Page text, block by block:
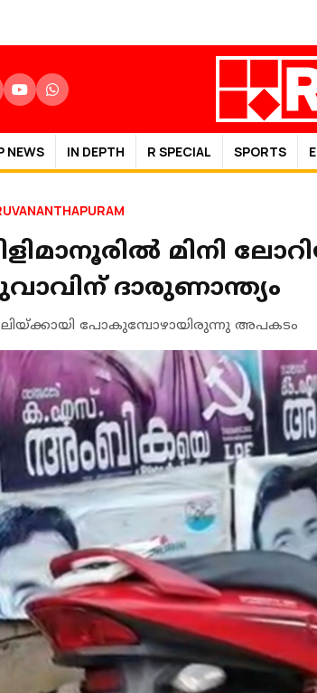
NEWS IN DEPTH R SPECIAL SPORTS
മിനി
ദാരുണാന്ത്യം
പോകുമ്പോഴായിരുന്നു അപകടം